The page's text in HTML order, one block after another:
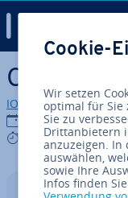
Zum Haupt­in­halt
CouchDB
IONOS Redaktion
23.06.2021
5 mins
Cookie-
Wir setzen
optimal für Sie
Sie zu
Drittanbietern
anzuzeigen. In
auswählen,
sowie Ihre
Infos finden